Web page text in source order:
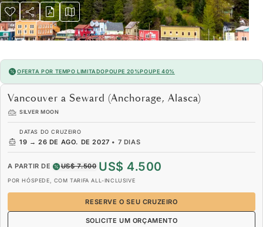
OFERTA POR TEMPO LIMITADOPOUPE 20%POUPE 40%
Vancouver a Seward (Anchorage, Alasca)
SILVER MOON
DATAS DO CRUZEIRO
19 → 26 DE AGO. DE 2027 • 7 DIAS
A PARTIR DE US$ 7.500 US$ 4.500
POR HÓSPEDE, COM TARIFA ALL-INCLUSIVE
RESERVE O SEU CRUZEIRO
SOLICITE UM ORÇAMENTO